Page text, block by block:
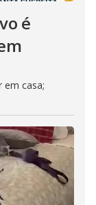
é
em casa;